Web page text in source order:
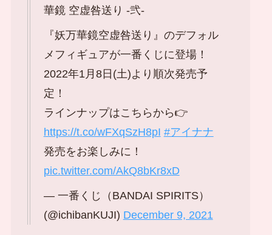
華鏡 空虚咎送り -弐-
『妖万華鏡空虚咎送り』のデフォル
メフィギュアが一番くじに登場！
2022年1月8日(土)より順次発売予
定！
ラインナップはこちらから👉
https://t.co/wFXqSzH8pI #アイナナ
発売をお楽しみに！
pic.twitter.com/AkQ8bKr8xD
— 一番くじ（BANDAI SPIRITS）
(@ichibanKUJI) December 9, 2021